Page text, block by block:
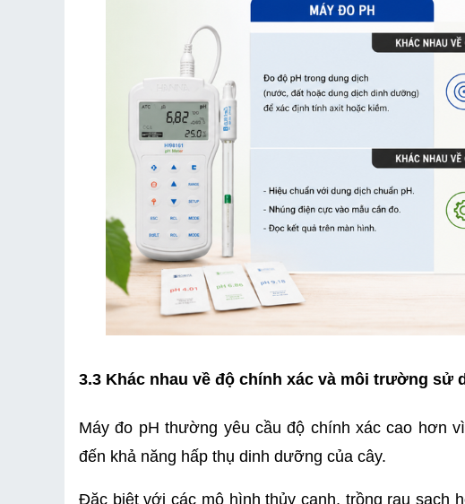
3.3 Khác nhau về độ chính xác và môi trường sử
Máy đo pH thường yêu cầu độ chính xác cao hơn
đến khả năng hấp thụ dinh dưỡng của cây.
Đặc biệt với các mô hình thủy canh, trồng rau sạch